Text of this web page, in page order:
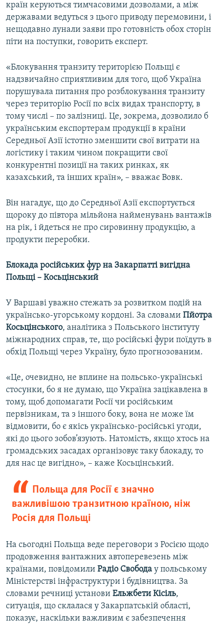
країн керуються тимчасовими дозволами, а між
державами ведуться з цього приводу перемовини, і
нещодавно лунали заяви про готовність обох сторін
піти на поступки, говорить експерт.
«Блокування транзиту територією Польщі є
надзвичайно сприятливим для того, щоб Україна
порушувала питання про розблокування транзиту
через територію Росії по всіх видах транспорту, в
тому числі – по залізниці. Це, зокрема, дозволило б
українським експортерам продукції в країни
Середньої Азії істотно зменшити свої витрати на
логістику і таким чином покращити свої
конкурентні позиції на таких ринках, як
казахський, та інших країн», – вважає Вовк.
Він нагадує, що до Середньої Азії експортується
щороку до півтора мільйона найменувань вантажів
на рік, і йдеться не про сировинну продукцію, а
продукти переробки.
Блокада російських фур на Закарпатті вигідна
Польщі – Косьцінський
У Варшаві уважно стежать за розвитком подій на
українсько-угорському кордоні. За словами Пйотра
Косьцінського, аналітика з Польського інституту
міжнародних справ, те, що російські фури поїдуть в
обхід Польщі через Україну, було прогнозованим.
«Це, очевидно, не вплине на польсько-українські
стосунки, бо я не думаю, що Україна зацікавлена в
тому, щоб допомагати Росії чи російським
первізникам, та з іншого боку, вона не може їм
відмовити, бо є якісь українсько-російські угоди,
які до цього зобов’язують. Натомість, якщо хтось на
громадських засадах організовує таку блокаду, то
для нас це вигідно», – каже Косьцінський.
Польща для Росії є значно
важливішою транзитною країною, ніж
Росія для Польщі
На сьогодні Польща веде переговори з Росією щодо
продовження вантажних автоперевезень між
країнами, повідомили Радіо Свобода у польському
Міністерстві інфраструктури і будівництва. За
словами речниці установи Ельжбети Кісіль,
ситуація, що склалася у Закарпатській області,
показує, наскільки важливим є забезпечення